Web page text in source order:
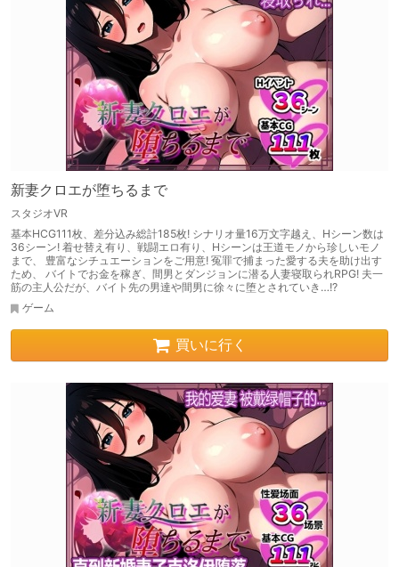
新妻クロエが堕ちるまで
スタジオVR
基本HCG111枚、差分込み総計185枚! シナリオ量16万文字越え、Hシーン数は
36シーン! 着せ替え有り、戦闘エロ有り、Hシーンは王道モノから珍しいモノ
まで、 豊富なシチュエーションをご用意! 冤罪で捕まった愛する夫を助け出す
ため、 バイトでお金を稼ぎ、間男とダンジョンに潜る人妻寝取られRPG! 夫一
筋の主人公だが、バイト先の男達や間男に徐々に堕とされていき…!?
ゲーム
買いに行く